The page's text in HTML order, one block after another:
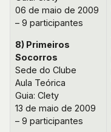
06 de maio de 2009
– 9 participantes
8) Primeiros
Socorros
Sede do Clube
Aula Teórica
Guia: Clety
13 de maio de 2009
– 9 participantes